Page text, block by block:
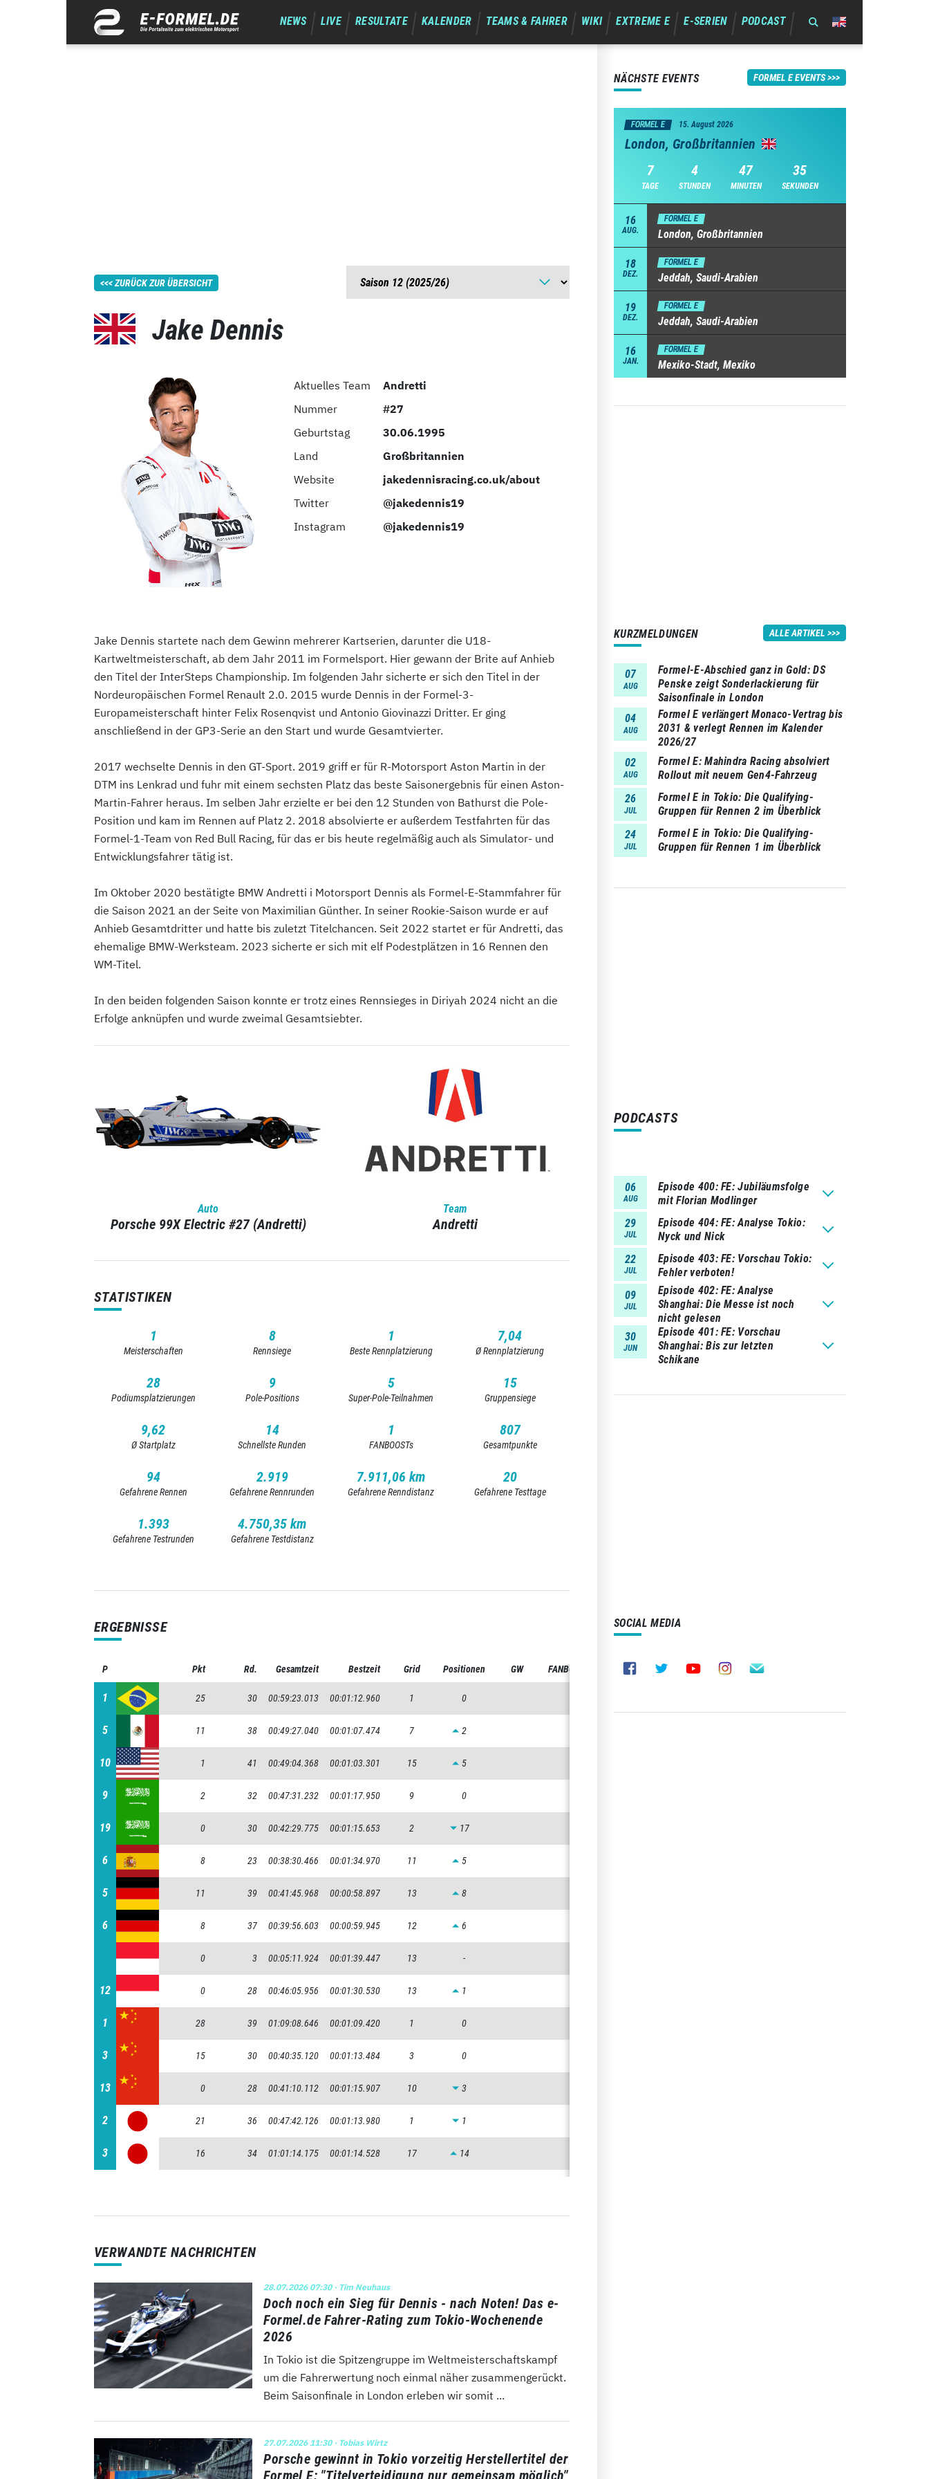
NEWS LIVE RESULTATE KALENDER TEAMS & FAHRER WIKI EXTREME E E-SERIEN PODCAST
ZURÜCK ZUR ÜBERSICHT
Jake Dennis
Aktuelles Team
Andretti
Nummer
#27
Geburtstag
30.06.1995
Land
Großbritannien
Website
jakedennisracing.co.uk/about
Twitter
@jakedennis19
Instagram
@jakedennis19
Jake Dennis startete nach dem Gewinn mehrerer Kartserien, darunter die U18-
Kartweltmeisterschaft, ab dem Jahr 2011 im Formelsport. Hier gewann der Brite auf Anhieb
den Titel der InterSteps Championship. Im folgenden Jahr sicherte er sich den Titel in der
Nordeuropäischen Formel Renault 2.0. 2015 wurde Dennis in der Formel-3-
Europameisterschaft hinter Felix Rosenqvist und Antonio Giovinazzi Dritter. Er ging
anschließend in der GP3-Serie an den Start und wurde Gesamtvierter.
2017 wechselte Dennis in den GT-Sport. 2019 griff er für R-Motorsport Aston Martin in der
DTM ins Lenkrad und fuhr mit einem sechsten Platz das beste Saisonergebnis für einen Aston-
Martin-Fahrer heraus. Im selben Jahr erzielte er bei den 12 Stunden von Bathurst die Pole-
Position und kam im Rennen auf Platz 2. 2018 absolvierte er außerdem Testfahrten für das
Formel-1-Team von Red Bull Racing, für das er bis heute regelmäßig auch als Simulator- und
Entwicklungsfahrer tätig ist.
Im Oktober 2020 bestätigte BMW Andretti i Motorsport Dennis als Formel-E-Stammfahrer für
die Saison 2021 an der Seite von Maximilian Günther. In seiner Rookie-Saison wurde er auf
Anhieb Gesamtdritter und hatte bis zuletzt Titelchancen. Seit 2022 startet er für Andretti, das
ehemalige BMW-Werksteam. 2023 sicherte er sich mit elf Podestplätzen in 16 Rennen den
WM-Titel.
In den beiden folgenden Saison konnte er trotz eines Rennsieges in Diriyah 2024 nicht an die
Erfolge anknüpfen und wurde zweimal Gesamtsiebter.
Auto
Porsche 99X Electric #27 (Andretti)
Team
Andretti
STATISTIKEN
1
Meisterschaften
8
Rennsiege
1
Beste Rennplatzierung
7,04
Ø Rennplatzierung
28
Podiumsplatzierungen
9
Pole-Positions
5
Super-Pole-Teilnahmen
15
Gruppensiege
9,62
Ø Startplatz
14
Schnellste Runden
1
FANBOOSTs
807
Gesamtpunkte
94
Gefahrene Rennen
2.919
Gefahrene Rennrunden
7.911,06 km
Gefahrene Renndistanz
20
Gefahrene Testtage
1.393
Gefahrene Testrunden
4.750,35 km
Gefahrene Testdistanz
ERGEBNISSE
P Pkt Rd. Gesamtzeit Bestzeit Grid Positionen GW FANBOOST
1 25 30 00:59:23.013 00:01:12.960 1 0
5 11 38 00:49:27.040 00:01:07.474 7 2
10 1 41 00:49:04.368 00:01:03.301 15 5
9 2 32 00:47:31.232 00:01:17.950 9 0
19 0 30 00:42:29.775 00:01:15.653 2 17
6 8 23 00:38:30.466 00:01:34.970 11 5
5 11 39 00:41:45.968 00:00:58.897 13 8
6 8 37 00:39:56.603 00:00:59.945 12 6
0 3 00:05:11.924 00:01:39.447 13 -
12 0 28 00:46:05.956 00:01:30.530 13 1
1 28 39 01:09:08.646 00:01:09.420 1 0
3 15 30 00:40:35.120 00:01:13.484 3 0
13 0 28 00:41:10.112 00:01:15.907 10 3
2 21 36 00:47:42.126 00:01:13.980 1 1
3 16 34 01:01:14.175 00:01:14.528 17 14
P
1
5
10
9
19
6
5
6
12
1
3
13
2
3
VERWANDTE NACHRICHTEN
28.07.2026 07:30· Tim Neuhaus
Doch noch ein Sieg für Dennis - nach Noten! Das e-
Formel.de Fahrer-Rating zum Tokio-Wochenende
2026
In Tokio ist die Spitzengruppe im Weltmeisterschaftskampf
um die Fahrerwertung noch einmal näher zusammengerückt.
Beim Saisonfinale in London erleben wir somit ...
27.07.2026 11:30· Tobias Wirtz
Porsche gewinnt in Tokio vorzeitig Herstellertitel der
NÄCHSTE EVENTS FORMEL E EVENTS
FORMEL E 15. August 2026
London, Großbritannien
7
TAGE
4
STUNDEN
47
MINUTEN
34
SEKUNDEN
16
AUG.
FORMEL E
London, Großbritannien
18
DEZ.
FORMEL E
Jeddah, Saudi-Arabien
19
DEZ.
FORMEL E
Jeddah, Saudi-Arabien
16
JAN.
FORMEL E
Mexiko-Stadt, Mexiko
KURZMELDUNGEN ALLE ARTIKEL
07
AUG
Formel-E-Abschied ganz in Gold: DS
Penske zeigt Sonderlackierung für
Saisonfinale in London
04
AUG
Formel E verlängert Monaco-Vertrag bis
2031 & verlegt Rennen im Kalender
2026/27
02
AUG
Formel E: Mahindra Racing absolviert
Rollout mit neuem Gen4-Fahrzeug
26
JUL
Formel E in Tokio: Die Qualifying-
Gruppen für Rennen 2 im Überblick
24
JUL
Formel E in Tokio: Die Qualifying-
Gruppen für Rennen 1 im Überblick
PODCASTS
06
AUG
Episode 400 FE: Jubiläumsfolge
mit Florian Modlinger
29
JUL
Episode 404 FE: Analyse Tokio:
Nyck und Nick
22
JUL
Episode 403 FE: Vorschau Tokio:
Fehler verboten!
09
JUL
Episode 402 FE: Analyse
Shanghai: Die Messe ist noch
nicht gelesen
30
JUN
Episode 401 FE: Vorschau
Shanghai: Bis zur letzten
Schikane
SOCIAL MEDIA